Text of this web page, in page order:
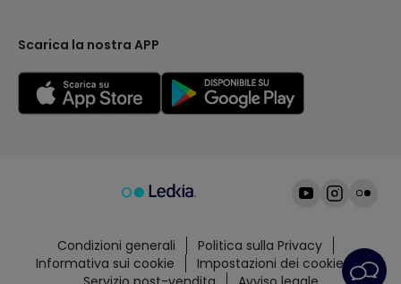
Scarica la nostra APP
Condizioni generali
Politica sulla Privacy
Informativa sui cookie
Impostazioni dei cookie